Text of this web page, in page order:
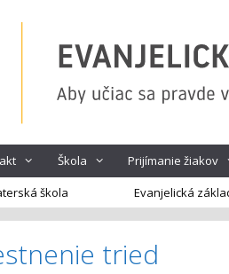
Škola Prijímanie žiakov
škola
Evanjelická
tried